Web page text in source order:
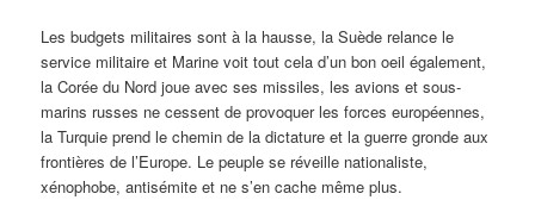
Les budgets militaires sont à la hausse, la Suède relance le
service militaire et Marine voit tout cela d’un bon oeil également,
la Corée du Nord joue avec ses missiles, les avions et sous-
marins russes ne cessent de provoquer les forces européennes,
la Turquie prend le chemin de la dictature et la guerre gronde aux
frontières de l’Europe. Le peuple se réveille nationaliste,
xénophobe, antisémite et ne s’en cache même plus.